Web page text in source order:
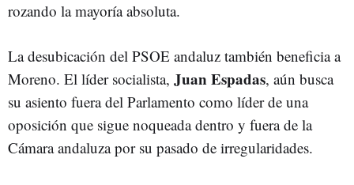
rozando la mayoría absoluta.
La desubicación del PSOE andaluz también beneficia a
Moreno. El líder socialista, Juan Espadas, aún busca
su asiento fuera del Parlamento como líder de una
oposición que sigue noqueada dentro y fuera de la
Cámara andaluza por su pasado de irregularidades.